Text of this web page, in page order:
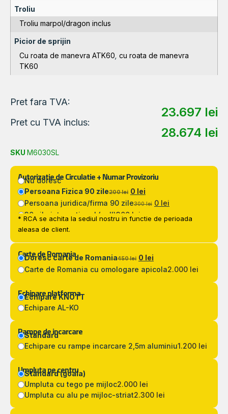
Troliu
Troliu marpol/dragon inclus
Picior de sprijin
Cu roata de manevra ATK60 cu roata de manevra
TK60
Pret fara TVA:
23.697 lei
Pret cu TVA inclus:
28.674 lei
SKU M6030SL
Autorizatie de Circulatie + Numar Provizoriu
Nu doresc
Persoana Fizica 90 zile200 lei 0 lei
Persoana juridica/firma 90 zile300 lei 0 lei
30 zile international (zoll)300 lei
* RCA se achita la sediul nostru in functie de perioada
aleasa de client.
Carte de Romania
Doresc carte de Romania450 lei 0 lei
Carte de Romania cu omologare apicola2.000 lei
Echipare platforma
Echipare KNOTT
Echipare AL-KO
Rampe de incarcare
Standard
Echipare cu rampe incarcare 2,5m aluminiu1.200 lei
Umpluta pe centru
Standard (goala)
Umpluta cu tego pe mijloc2.000 lei
Umpluta cu alu pe mijloc-striat2.300 lei